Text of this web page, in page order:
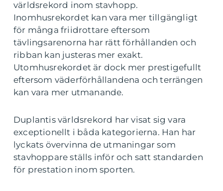
världsrekord inom stavhopp.
Inomhusrekordet kan vara mer tillgängligt
för många friidrottare eftersom
tävlingsarenorna har rätt förhållanden och
ribban kan justeras mer exakt.
Utomhusrekordet är dock mer prestigefullt
eftersom väderförhållandena och terrängen
kan vara mer utmanande.
Duplantis världsrekord har visat sig vara
exceptionellt i båda kategorierna. Han har
lyckats övervinna de utmaningar som
stavhoppare ställs inför och satt standarden
för prestation inom sporten.